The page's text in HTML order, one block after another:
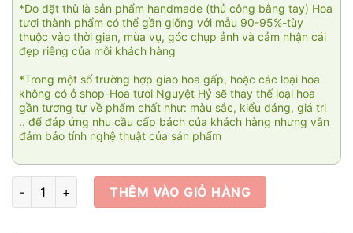
*Do đặt thù là sản phẩm handmade (thủ công bằng tay) Hoa
tươi thành phẩm có thể gần giống với mẫu 90-95%-tùy
thuộc vào thời gian, mùa vụ, góc chụp ảnh và cảm nhận cái
đẹp riêng của mỗi khách hàng
*Trong một số trường hợp giao hoa gấp, hoặc các loại hoa
không có ở shop-Hoa tươi Nguyệt Hỷ sẽ thay thế loại hoa
gần tương tự về phẩm chất như: màu sắc, kiểu dáng, giá trị
.. để đáp ứng nhu cầu cấp bách của khách hàng nhưng vẫn
đảm bảo tính nghệ thuật của sản phẩm
Tình thơ 03 số lượngTHÊM VÀO GIỎ HÀNG